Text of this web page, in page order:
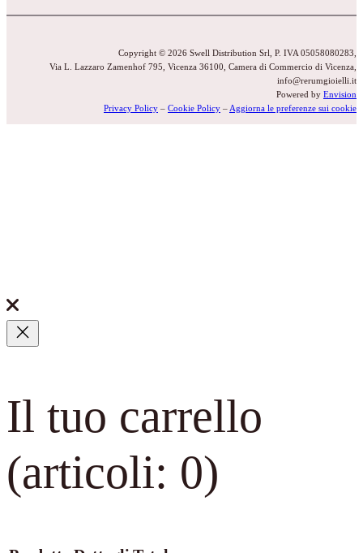
Copyright © 2026 Swell Distribution Srl, P. IVA 05058080283,
Via L. Lazzaro Zamenhof 795, Vicenza 36100, Camera di Commercio di Vicenza,
info@rerumgioielli.it
Powered by Envision
Privacy Policy – Cookie Policy – Aggiorna le preferenze sui cookie
Il tuo carrello
(articoli: 0)